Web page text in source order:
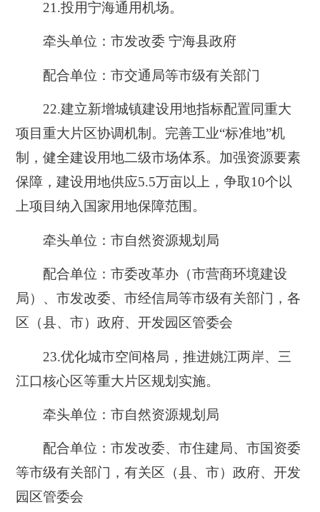
21.投用宁海通用机场。
牵头单位：市发改委 宁海县政府
配合单位：市交通局等市级有关部门
22.建立新增城镇建设用地指标配置同重大
项目重大片区协调机制。完善工业“标准地”机
制，健全建设用地二级市场体系。加强资源要素
保障，建设用地供应5.5万亩以上，争取10个以
上项目纳入国家用地保障范围。
牵头单位：市自然资源规划局
配合单位：市委改革办（市营商环境建设
局）、市发改委、市经信局等市级有关部门，各
区（县、市）政府、开发园区管委会
23.优化城市空间格局，推进姚江两岸、三
江口核心区等重大片区规划实施。
牵头单位：市自然资源规划局
配合单位：市发改委、市住建局、市国资委
等市级有关部门，有关区（县、市）政府、开发
园区管委会